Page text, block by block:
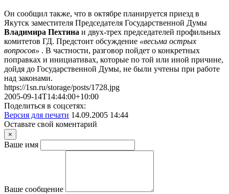
Он сообщил также, что в октябре планируется приезд в
Якутск заместителя Председателя Государственной Думы
Владимира Пехтина и двух-трех председателей профильных
комитетов ГД. Предстоит обсуждение «весьма острых
вопросов» . В частности, разговор пойдет о конкретных
поправках и инициативах, которые по той или иной причине,
дойдя до Государственной Думы, не были учтены при работе
над законами.
https://1sn.ru/storage/posts/1728.jpg
2005-09-14T14:44:00+10:00
Поделиться в соцсетях:
Версия для печати 14.09.2005 14:44
Оставьте свой коментарий
×
Ваше имя
Ваше сообщение